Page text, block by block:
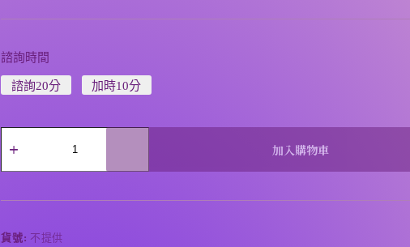
諮詢時間
諮詢20分 加時10分
加入購物車
r
貨號: 不提供